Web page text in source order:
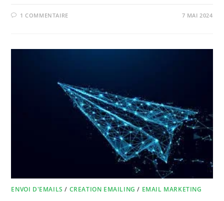
1 COMMENTAIRE 7 MAI 2024
ENVOI D'EMAILS / CREATION EMAILING / EMAIL MARKETING